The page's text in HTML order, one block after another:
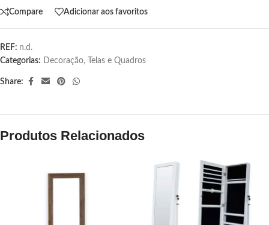
Compare Adicionar aos favoritos
REF: n.d.
Categorias: Decoração, Telas e Quadros
Share:
Produtos Relacionados